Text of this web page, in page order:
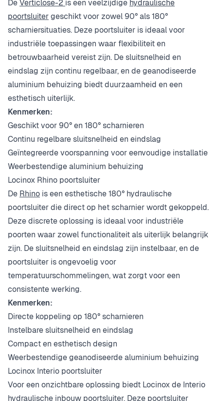
DeVerticlose-2 is een veelzijdige hydraulische
poortsluitergeschikt voor zowel 90° als 180°
scharniersituaties. Deze poortsluiter is ideaal voor
industriële toepassingen waar flexibiliteit en
betrouwbaarheid vereist zijn. De sluitsnelheid en
eindslag zijn continu regelbaar, en de geanodiseerde
aluminium behuizing biedt duurzaamheid en een
esthetisch uiterlijk.
Kenmerken:
Geschikt voor 90° en 180° scharnieren
Continu regelbare sluitsnelheid en eindslag
Geïntegreerde voorspanning voor eenvoudige installatie
Weerbestendige aluminium behuizing
Locinox Rhino poortsluiter
De Rhino is een esthetische 180° hydraulische
poortsluiter die direct op het scharnier wordt gekoppeld.
Deze discrete oplossing is ideaal voor industriële
poorten waar zowel functionaliteit als uiterlijk belangrijk
zijn. De sluitsnelheid en eindslag zijn instelbaar, en de
poortsluiter is ongevoelig voor
temperatuurschommelingen, wat zorgt voor een
consistente werking.
Kenmerken:
Directe koppeling op 180° scharnieren
Instelbare sluitsnelheid en eindslag
Compact en esthetisch design
Weerbestendige geanodiseerde aluminium behuizing
Locinox Interio poortsluiter
Voor een onzichtbare oplossing biedt Locinox de Interio
hydraulische inbouw poortsluiter. Deze poortsluiter